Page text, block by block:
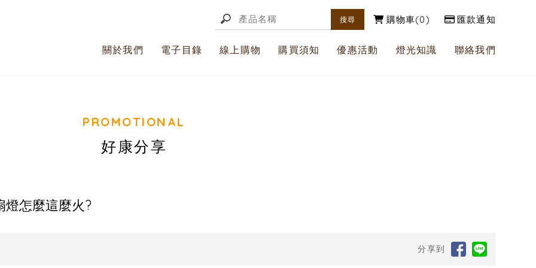
購物車 0 匯款通知
關於我們 電子目錄 線上購物 購買須知 優惠活動 燈光知識 聯絡我們
好康分享
燈怎麼這麼火?
分享到